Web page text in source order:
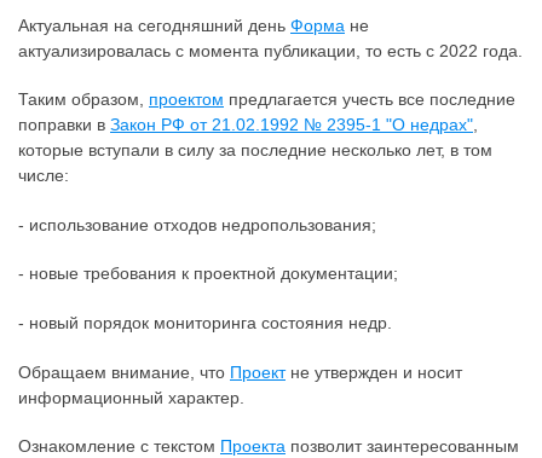
Актуальная на сегодняшний день Форма не
актуализировалась с момента публикации, то есть с 2022 года.
Таким образом, проектом предлагается учесть все последние
поправки в Закон РФ от 21.02.1992 № 2395-1 "О недрах"
которые вступали в силу за последние несколько лет, в том
числе:
- использование отходов недропользования;
- новые требования к проектной документации;
- новый порядок мониторинга состояния недр.
Обращаем внимание, что Проектне утвержден и носит
информационный характер.
Ознакомление с текстом Проекта позволит заинтересованным